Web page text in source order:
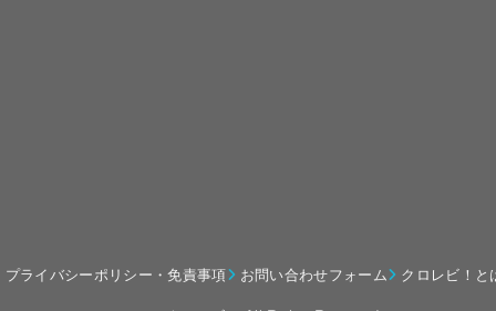
プライバシーポリシー・免責事項 お問い合わせフォーム
クロレビ！と